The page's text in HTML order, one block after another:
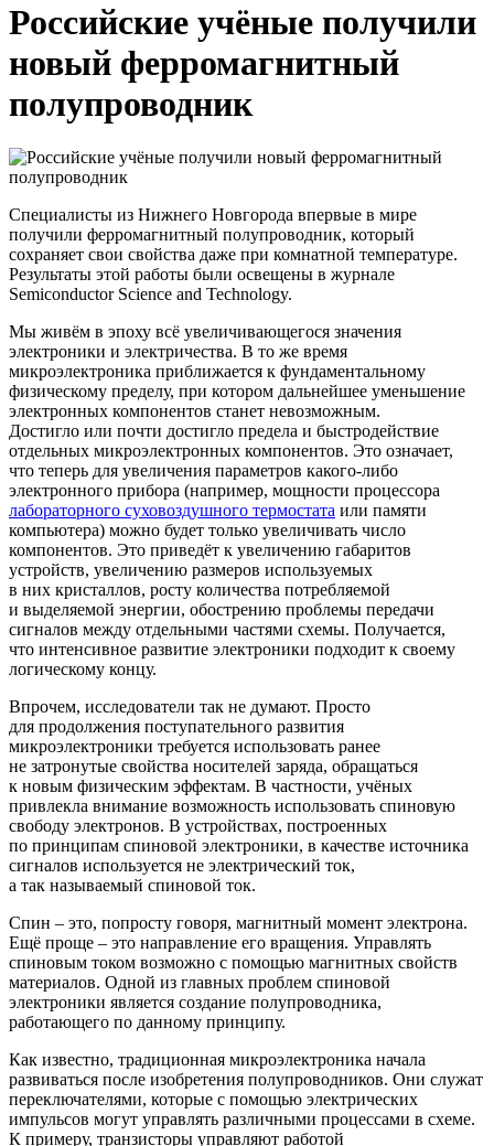
Российские учёные получили
новый ферромагнитный
полупроводник
Специалисты из Нижнего Новгорода впервые в мире
получили ферромагнитный полупроводник, который
сохраняет свои свойства даже при комнатной температуре.
Результаты этой работы были освещены в журнале
Semiconductor Science and Technology.
Мы живём в эпоху всё увеличивающегося значения
электроники и электричества. В то же время
микроэлектроника приближается к фундаментальному
физическому пределу, при котором дальнейшее уменьшение
электронных компонентов станет невозможным.
Достигло или почти достигло предела и быстродействие
отдельных микроэлектронных компонентов. Это означает,
что теперь для увеличения параметров какого-либо
электронного прибора (например, мощности процессора
лабораторного суховоздушного термостата или памяти
компьютера) можно будет только увеличивать число
компонентов. Это приведёт к увеличению габаритов
устройств, увеличению размеров используемых
в них кристаллов, росту количества потребляемой
и выделяемой энергии, обострению проблемы передачи
сигналов между отдельными частями схемы. Получается,
что интенсивное развитие электроники подходит к своему
логическому концу.
Впрочем, исследователи так не думают. Просто
для продолжения поступательного развития
микроэлектроники требуется использовать ранее
не затронутые свойства носителей заряда, обращаться
к новым физическим эффектам. В частности, учёных
привлекла внимание возможность использовать спиновую
свободу электронов. В устройствах, построенных
по принципам спиновой электроники, в качестве источника
сигналов используется не электрический ток,
а так называемый спиновой ток.
Спин – это, попросту говоря, магнитный момент электрона.
Ещё проще – это направление его вращения. Управлять
спиновым током возможно с помощью магнитных свойств
материалов. Одной из главных проблем спиновой
электроники является создание полупроводника,
работающего по данному принципу.
Как известно, традиционная микроэлектроника начала
развиваться после изобретения полупроводников. Они служат
переключателями, которые с помощью электрических
импульсов могут управлять различными процессами в схеме.
К примеру, транзисторы управляют работой